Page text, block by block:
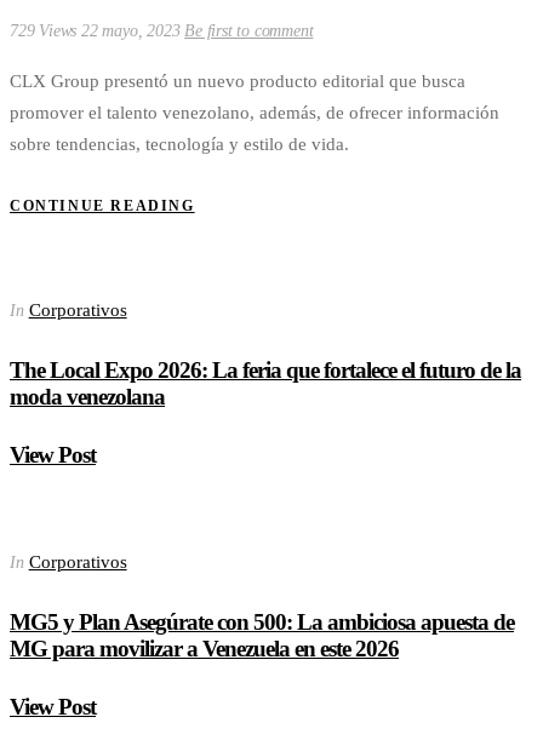
729 Views 22 mayo, 2023 Be first to comment
CLX Group presentó un nuevo producto editorial que busca
promover el talento venezolano, además, de ofrecer información
sobre tendencias, tecnología y estilo de vida.
CONTINUE READING
In Corporativos
The Local Expo 2026: La feria que fortalece el futuro de la
moda venezolana
View Post
In Corporativos
MG5 y Plan Asegúrate con 500: La ambiciosa apuesta de
MG para movilizar a Venezuela en este 2026
View Post